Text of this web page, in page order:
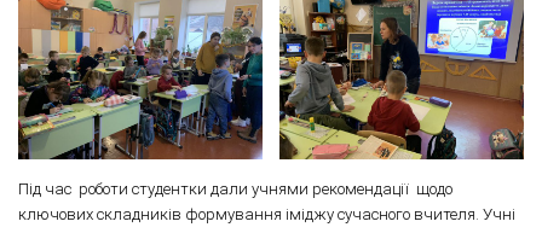
Під час роботи студентки дали учнями рекомендації щодо
ключових складників формування іміджу сучасного вчителя. Учні